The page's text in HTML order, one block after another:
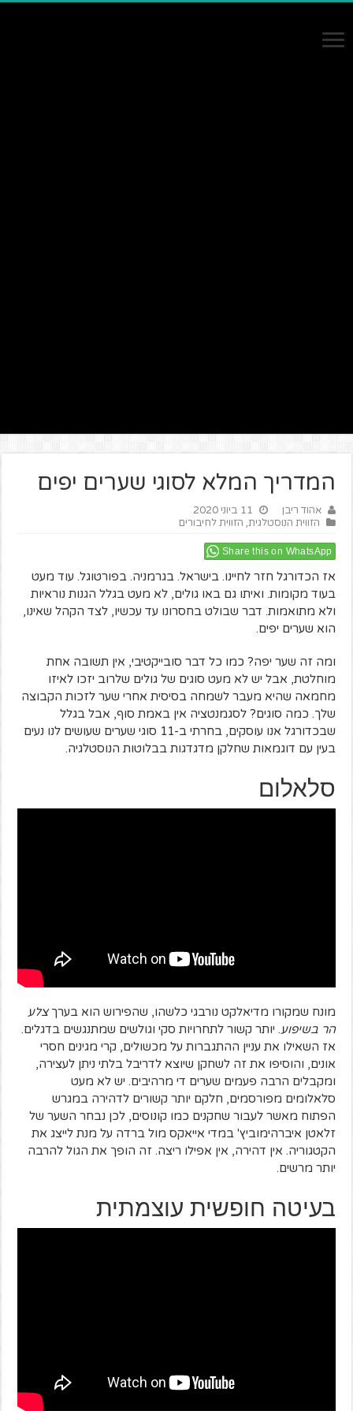
המדריך המלא לסוגי שערים יפים
אהוד ריבן
11 ביוני 2020
הזווית הנוסטלגית, הזווית לחיבורים
Share this on WhatsApp
אז הכדורגל חזר לחיינו. בישראל. בגרמניה. בפורטוגל. עוד מעט
בעוד מקומות. ואיתו גם באו גולים, לא מעט בגלל הגנות נוראיות
ולא מתואמות. דבר שבולט בחסרונו עד עכשיו, לצד הקהל שאינו,
הוא שערים יפים.
ומה זה שער יפה? כמו כל דבר סובייקטיבי, אין תשובה אחת
מוחלטת, אבל יש לא מעט סוגים של גולים שלרוב יזכו לאיזו
מחמאה שהיא מעבר לשמחה בסיסית אחרי שער לזכות הקבוצה
שלך. כמה סוגים? לסגמנטציה אין באמת סוף, אבל בגלל
שבכדורגל אנו עוסקים, בחרתי ב-11 סוגי שערים שעושים לנו נעים
בעין עם דוגמאות שחלקן מדגדגות בבלוטות הנוסטלגיה.
סלאלום
מונח שמקורו מדיאלקט נורבגי כלשהו, שהפירוש הוא בערךצלע
הר בשיפוע. יותר קשור לתחרויות סקי וגולשים שמתנגשים בדגלים.
אז השאילו את עניין ההתגברות על מכשולים, קרי מגינים חסרי
אונים, והוסיפו את זה לשחקן שיוצא לדריבל בלתי ניתן לעצירה,
ומקבלים הרבה פעמים שערים די מרהיבים. יש לא מעט
סלאלומים מפורסמים, חלקם יותר קשורים לדהירה במגרש
הפתוח מאשר לעבור שחקנים כמו קונוסים, לכן נבחר השער של
זלאטן איברהימוביץ' במדי אייאקס מול ברדה על מנת לייצג את
הקטגוריה. אין דהירה, אין אפילו ריצה. זה הופך את הגול להרבה
יותר מרשים.
בעיטה חופשית עוצמתית